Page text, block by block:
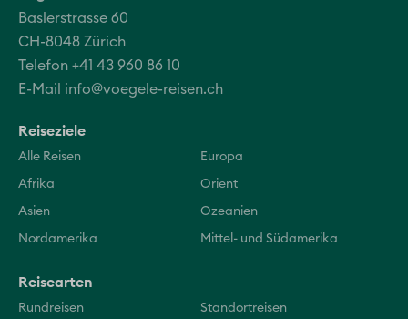
Baslerstrasse 60
CH-8048 Zürich
Telefon +41 43 960 86 10
E-Mail info@voegele-reisen.ch
Reiseziele
Alle Reisen Europa
Afrika Orient
Asien Ozeanien
Nordamerika Mittel- und Südamerika
Reisearten
Rundreisen Standortreisen